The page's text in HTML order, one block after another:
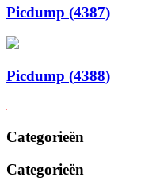
Picdump (4387)
Picdump (4388)
Categorieën
Categorieën